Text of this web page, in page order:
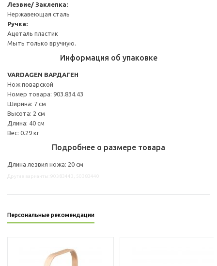
Лезвие/ Заклепка:
Нержавеющая сталь
Ручка:
Ацеталь пластик
Мыть только вручную.
Информация об упаковке
VARDAGEN ВАРДАГЕН
Нож поварской
Номер товара: 903.834.43
Ширина: 7 см
Высота: 2 см
Длина: 40 см
Вес: 0.29 кг
Подробнее о размере товара
Длина лезвия ножа: 20 см
Персональные рекомендации